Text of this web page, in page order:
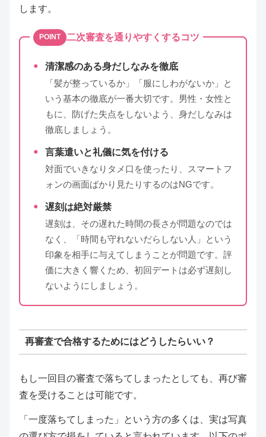
します。
POINT 二次審査を通りやすくするコツ
清潔感のある身だしなみを徹底
「髪が整っているか」「服にしわがないか」と
いう基本の徹底が一番大切です。男性・女性と
もに、防げた失点をしないよう、身だしなみは
徹底しましょう。
言葉遣いと礼儀に気を付ける
対面でいきなりタメ口を使ったり、スマートフ
ォンの画面ばかり見たりするのはNGです。
遅刻は絶対厳禁
遅刻は、その遅れた時間の長さが問題なのでは
なく、「時間も守れないだらしない人」という
印象を相手に与えてしまうことが問題です。評
価に大きく響くため、初回デートは必ず遅刻し
ないようにしましょう。
再審査で合格するためにはどうしたらいい？
もし一回目の審査で落ちてしまったとしても、再び審
査を受けることは可能です。
「一度落ちてしまった」という方の多くは、実は写真